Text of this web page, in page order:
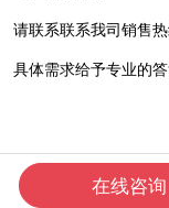
请联系联系我司销售
具体需求给予专业的答
在线咨询